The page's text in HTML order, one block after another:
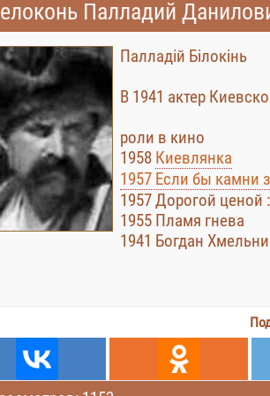
Палладий
Палладій Білокінь
В 1941 актер
роли в кино
1958 Киевлянка
1957 Если бы камни
1957 Дорогой ценой
1955 Пламя гнева
1941 Богдан